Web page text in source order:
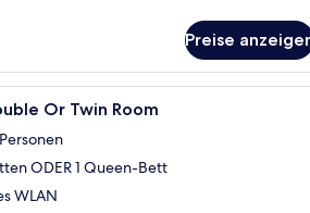
Preise
Ein Hotelzimmer mit Bett,
Or Twin Room
ODER 1 Queen-Bett
WLAN